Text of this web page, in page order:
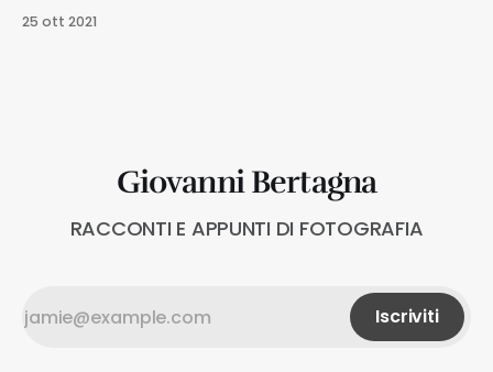
25 ott 2021
Giovanni Bertagna
RACCONTI E APPUNTI DI FOTOGRAFIA
Iscriviti